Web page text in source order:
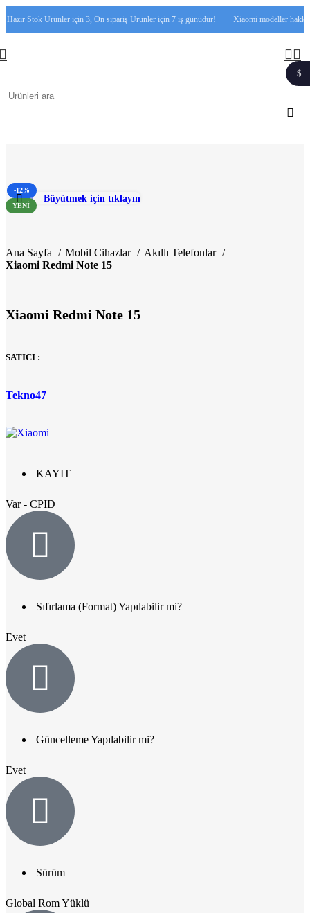
Stok Ürünler için 3, Ön sipariş Ürünler için 7 iş günüdür! Xiaomi modeller
-12%
YENI
Büyütmek için tıklayın
Ana Sayfa Mobil Cihazlar
Akıllı Telefonlar
Xiaomi Redmi Note 15
Xiaomi Redmi Note 15
SATICI :
Tekno47
KAYIT
Var - CPID
Sıfırlama (Format) Yapılabilir mi?
Evet
Güncelleme Yapılabilir mi?
Evet
Sürüm
Global Rom Yüklü
$